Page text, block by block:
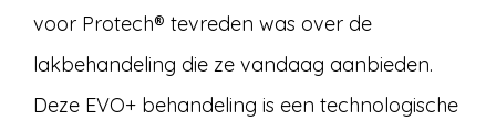
voor Protech® tevreden was over de
lakbehandeling die ze vandaag aanbieden.
Deze EVO+ behandeling is een technologische